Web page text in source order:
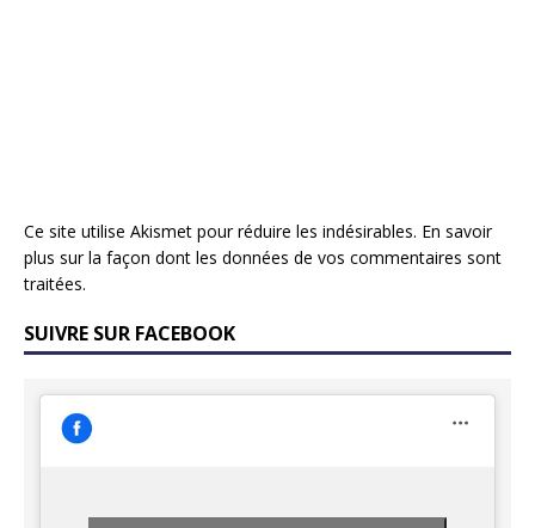
Ce site utilise Akismet pour réduire les indésirables. En savoir
plus sur la façon dont les données de vos commentaires sont
traitées.
SUIVRE SUR FACEBOOK